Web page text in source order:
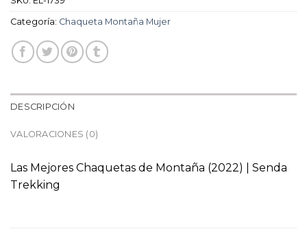
Categoría: Chaqueta Montaña Mujer
DESCRIPCIÓN
VALORACIONES (0)
Las Mejores Chaquetas de Montaña (2022) | Senda
Trekking